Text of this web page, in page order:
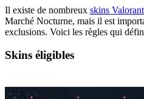
Il existe de nombreux skins Valorant
Marché Nocturne, mais il est
exclusions. Voici les règles qui
Skins éligibles